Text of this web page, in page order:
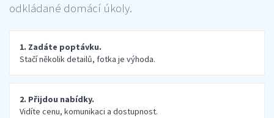
odkládané domácí úkoly.
1. Zadáte poptávku.
Stačí několik detailů, fotka je výhoda.
2. Přijdou nabídky.
Vidíte cenu, komunikaci a dostupnost.